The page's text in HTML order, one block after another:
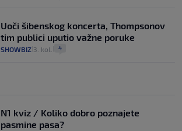
Uoči šibenskog koncerta, Thompsonov
tim publici uputio važne poruke
SHOWBIZ 3. kol. 4
N1 kviz / Koliko dobro poznajete
pasmine pasa?